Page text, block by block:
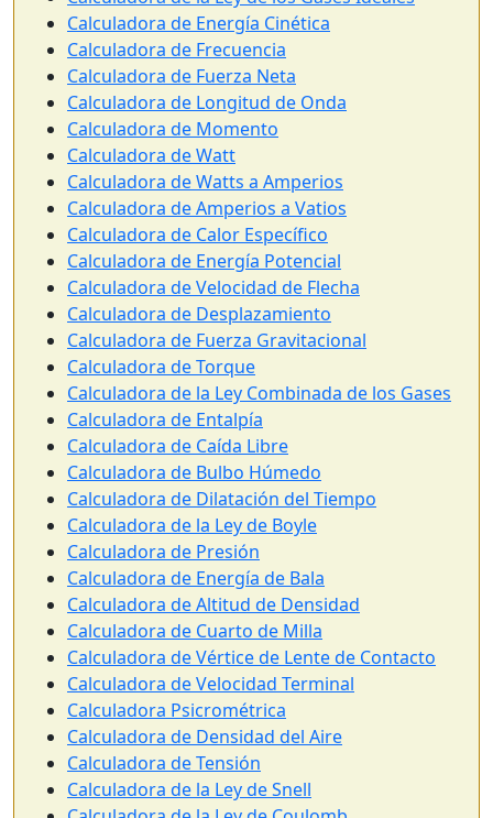
Calculadora de Energía Cinética
Calculadora de Frecuencia
Calculadora de Fuerza Neta
Calculadora de Longitud de Onda
Calculadora de Momento
Calculadora de Watt
Calculadora de Watts a Amperios
Calculadora de Amperios a Vatios
Calculadora de Calor Específico
Calculadora de Energía Potencial
Calculadora de Velocidad de Flecha
Calculadora de Desplazamiento
Calculadora de Fuerza Gravitacional
Calculadora de Torque
Calculadora de la Ley Combinada de los Gases
Calculadora de Entalpía
Calculadora de Caída Libre
Calculadora de Bulbo Húmedo
Calculadora de Dilatación del Tiempo
Calculadora de la Ley de Boyle
Calculadora de Presión
Calculadora de Energía de Bala
Calculadora de Altitud de Densidad
Calculadora de Cuarto de Milla
Calculadora de Vértice de Lente de Contacto
Calculadora de Velocidad Terminal
Calculadora Psicrométrica
Calculadora de Densidad del Aire
Calculadora de Tensión
Calculadora de la Ley de Snell